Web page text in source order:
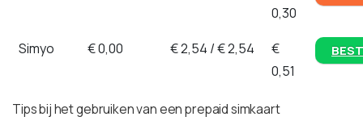
0,30
Simyo € 0,00 € 2,54 / € 2,54
€
0,51
Tips bij het gebruiken van een prepaid simkaart